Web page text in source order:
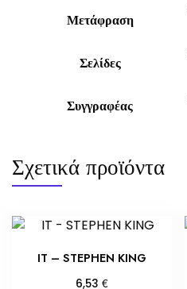
Μετάφραση
Σελίδες
Συγγραφέας
Σχετικά προϊόντα
IT – STEPHEN KING
6,53 €